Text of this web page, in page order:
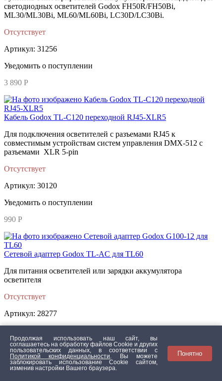
светодиодных осветителей Godox FH50R/FH50Bi,
ML30/ML30Bi, ML60/ML60Bi, LC30D/LC30Bi.
Отсутствует
Артикул: 31256
Уведомить о поступлении
3 890 Р
Кабель Godox TL-C120 переходной RJ45-XLR5
Для подключения осветителей с разъемами RJ45 к
совместимым устройствам систем управления DMX-512 с
разъемами XLR 5-pin
Отсутствует
Артикул: 30120
Уведомить о поступлении
990 Р
Сетевой адаптер Godox TL-AC для TL60
Для питания осветителей или зарядки аккумулятора
осветителя
Отсутствует
Артикул: 28277
1 790 Р
Продолжая использовать наш сайт, вы
соглашаетесь на обработку файлов Сookie и других
пользовательских данных, в соответствии с
Политикой конфиденциальности
. Вы можете
заблокировать использование Cookie сайтом,
изменив настройки Вашего браузера.
Понятно